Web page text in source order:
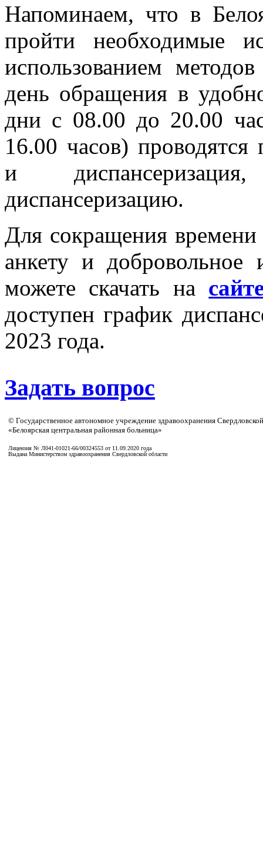
Напоминаем, что в
пройти необходимые
использованием
день обращения в
дни с 08.00 до 20.00
16.00 часов)
и
диспансеризацию.
Для сокращения времени
анкету и добровольное
можете скачать на
доступен график
2023 года.
Задать вопрос
© Государственное автономное учреждение здравоохранения
«Белоярская центральная районная больница»
Лицензия № Л041-01021-66/00324553 от 11.09.2020 года
Выдана Министерством здравоохранения Свердловской области